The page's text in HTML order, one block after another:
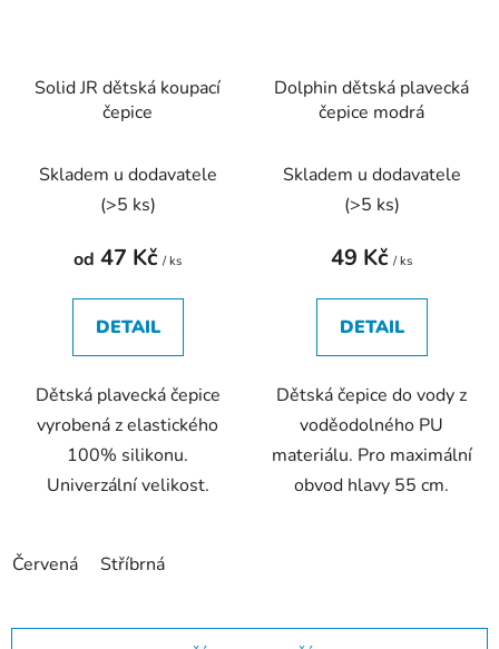
Solid JR dětská koupací
čepice
Skladem u dodavatele
(>5 ks)
od 47 Kč / ks
DETAIL
Dětská plavecká čepice
vyrobená z elastického
100% silikonu.
Univerzální velikost.
Červená Stříbrná
Dolphin dětská plavecká
čepice modrá
Skladem u dodavatele
(>5 ks)
49 Kč / ks
DETAIL
Dětská čepice do vody z
voděodolného PU
materiálu. Pro maximální
obvod hlavy 55 cm.